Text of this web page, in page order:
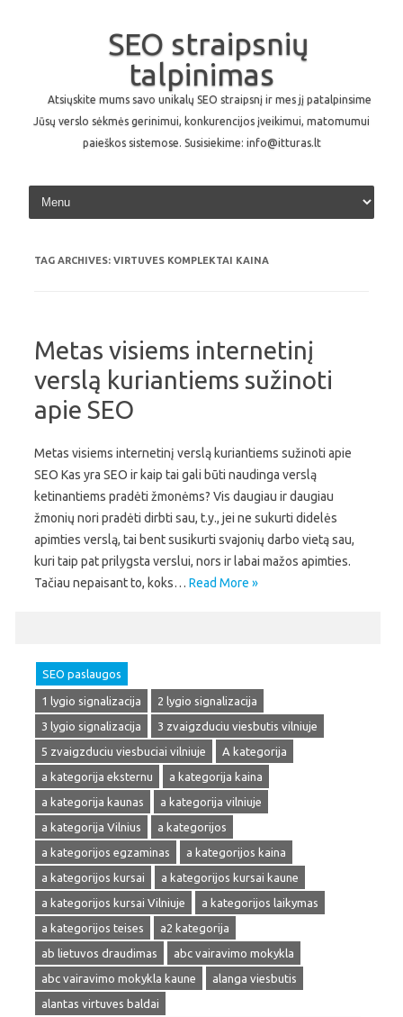
SEO straipsnių
talpinimas
Atsiųskite mums savo unikalų SEO straipsnį ir mes jį patalpinsime
Jūsų verslo sėkmės gerinimui, konkurencijos įveikimui, matomumui
paieškos sistemose. Susisiekime: info@itturas.lt
Skip to content
TAG ARCHIVES: VIRTUVES KOMPLEKTAI KAINA
Metas visiems internetinį
verslą kuriantiems sužinoti
apie SEO
Metas visiems internetinį verslą kuriantiems sužinoti apie
SEO Kas yra SEO ir kaip tai gali būti naudinga verslą
ketinantiems pradėti žmonėms? Vis daugiau ir daugiau
žmonių nori pradėti dirbti sau, t.y., jei ne sukurti didelės
apimties verslą, tai bent susikurti svajonių darbo vietą sau,
kuri taip pat prilygsta verslui, nors ir labai mažos apimties.
Tačiau nepaisant to, koks… Read More »
SEO paslaugos
1 lygio signalizacija
2 lygio signalizacija
3 lygio signalizacija
3 zvaigzduciu viesbutis vilniuje
5 zvaigzduciu viesbuciai vilniuje
A kategorija
a kategorija eksternu
a kategorija kaina
a kategorija kaunas
a kategorija vilniuje
a kategorija Vilnius
a kategorijos
a kategorijos egzaminas
a kategorijos kaina
a kategorijos kursai
a kategorijos kursai kaune
a kategorijos kursai Vilniuje
a kategorijos laikymas
a kategorijos teises
a2 kategorija
ab lietuvos draudimas
abc vairavimo mokykla
abc vairavimo mokykla kaune
alanga viesbutis
alantas virtuves baldai